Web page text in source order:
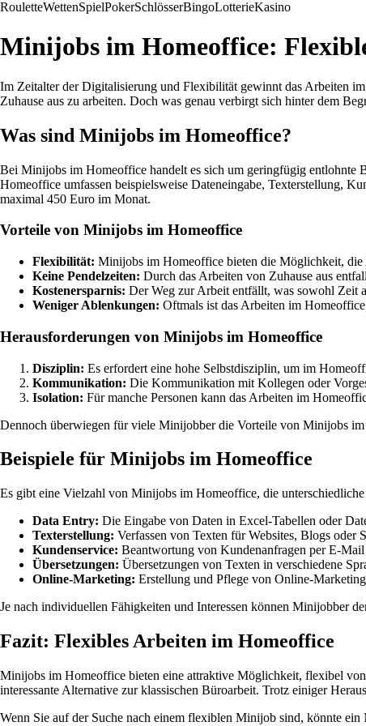
RouletteWettenSpielPokerSchlösserBingoLotterieKasino
Minijobs im Homeoffice:
Im Zeitalter der Digitalisierung und Flexibilität gewinnt das Arbeiten
Zuhause aus zu arbeiten. Doch was genau verbirgt sich hinter dem
Was sind Minijobs im Homeoffice?
Bei Minijobs im Homeoffice handelt es sich um geringfügig entlohnte
Homeoffice umfassen beispielsweise Dateneingabe, Texterstellung,
maximal 450 Euro im Monat.
Vorteile von Minijobs im Homeoffice
Flexibilität: Minijobs im Homeoffice bieten die Möglichkeit,
Keine Pendelzeiten: Durch das Arbeiten von Zuhause aus
Kostenersparnis: Der Weg zur Arbeit entfällt, was sowohl Zeit
Weniger Ablenkungen: Oftmals ist das Arbeiten im
Herausforderungen von Minijobs im Homeoffice
Disziplin: Es erfordert eine hohe Selbstdisziplin, um im
Kommunikation: Die Kommunikation mit Kollegen oder
Isolation: Für manche Personen kann das Arbeiten im
Dennoch überwiegen für viele Minijobber die Vorteile von Minijobs
Beispiele für Minijobs im Homeoffice
Es gibt eine Vielzahl von Minijobs im Homeoffice, die
Data Entry: Die Eingabe von Daten in Excel-Tabellen oder
Texterstellung: Verfassen von Texten für Websites, Blogs oder
Kundenservice: Beantwortung von Kundenanfragen per E-
Übersetzungen: Übersetzungen von Texten in verschiedene
Online-Marketing: Erstellung und Pflege von Online-
Je nach individuellen Fähigkeiten und Interessen können Minijobber
Fazit: Flexibles Arbeiten im Homeoffice
Minijobs im Homeoffice bieten eine attraktive Möglichkeit, flexibel
interessante Alternative zur klassischen Büroarbeit. Trotz einiger
Wenn Sie auf der Suche nach einem flexiblen Minijob sind, könnte